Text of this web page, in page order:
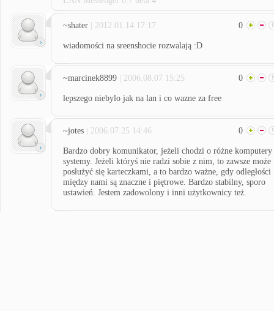
~shater | 2012.01.14 17:17 0
wiadomości na sreenshocie rozwalają :D
~marcinek8899 | 2006.08.07 15:25 0
lepszego niebylo jak na lan i co wazne za free
~jotes | 2006.07.25 14:46 0
Bardzo dobry komunikator, jeżeli chodzi o różne
systemy. Jeżeli któryś nie radzi sobie z nim, to zawsze może
posłużyć się karteczkami, a to bardzo ważne, gdy odległości
między nami są znaczne i piętrowe. Bardzo stabilny, sporo
ustawień. Jestem zadowolony i inni użytkownicy też.